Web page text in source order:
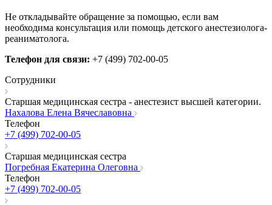
Не откладывайте обращение за помощью, если вам
необходима консультация или помощь детского анестезиолога-
реаниматолога.
Телефон для связи: +7 (499) 702-00-05
Сотрудники
Старшая медицинская сестра - анестезист высшей категории.
Нахалова Елена Вячеславовна
Телефон
+7 (499) 702-00-05
Старшая медицинская сестра
Погребная Екатерина Олеговна
Телефон
+7 (499) 702-00-05